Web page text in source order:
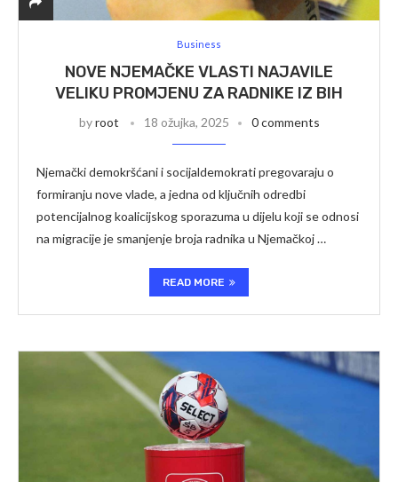
Business
NOVE NJEMAČKE VLASTI NAJAVILE
VELIKU PROMJENU ZA RADNIKE IZ BIH
byroot 18 ožujka, 2025 0 comments
Njemački demokršćani i socijaldemokrati pregovaraju o
formiranju nove vlade, a jedna od ključnih odredbi
potencijalnog koalicijskog sporazuma u dijelu koji se odnosi
na migracije je smanjenje broja radnika u Njemačkoj …
READ MORE